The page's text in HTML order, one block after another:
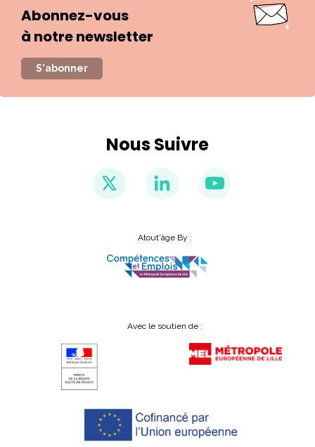
Abonnez-vous
à notre newsletter
S'abonner
Nous Suivre
Atout'âge By :
Avec le soutien de :